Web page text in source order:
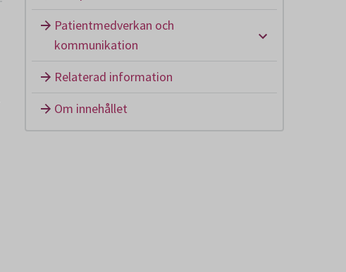
Patientmedverkan och
kommunikation
Relaterad information
Om innehållet